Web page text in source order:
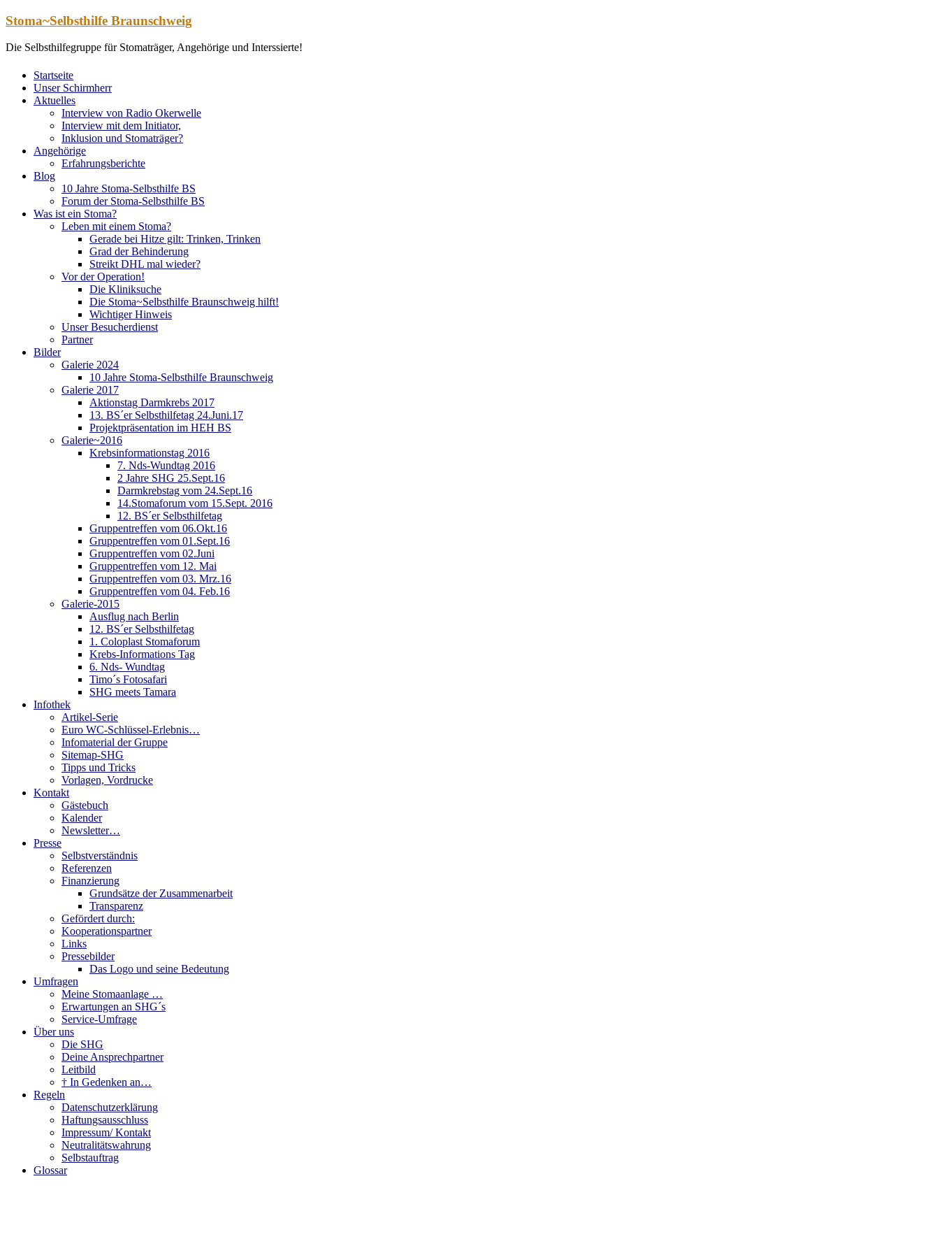
Zum
springen
Stoma~Selbsthilfe Braunschweig
Die Selbsthilfegruppe für Stomaträger, Angehörige und Interssierte!
Startseite
Unser Schirmherr
Aktuelles
Interview von Radio Okerwelle
Interview mit dem Initiator,
Inklusion und Stomaträger?
Angehörige
Erfahrungsberichte
Blog
10 Jahre Stoma-Selbsthilfe BS
Forum der Stoma-Selbsthilfe BS
Was ist ein Stoma?
Leben mit einem Stoma?
Gerade bei Hitze gilt: Trinken, Trinken
Grad der Behinderung
Streikt DHL mal wieder?
Vor der Operation!
Die Kliniksuche
Die Stoma~Selbsthilfe Braunschweig hilft!
Wichtiger Hinweis
Unser Besucherdienst
Partner
Bilder
Galerie 2024
10 Jahre Stoma-Selbsthilfe Braunschweig
Galerie 2017
Aktionstag Darmkrebs 2017
13. BS´er Selbsthilfetag 24.Juni.17
Projektpräsentation im HEH BS
Galerie~2016
Krebsinformationstag 2016
7. Nds-Wundtag 2016
2 Jahre SHG 25.Sept.16
Darmkrebstag vom 24.Sept.16
14.Stomaforum vom 15.Sept. 2016
12. BS´er Selbsthilfetag
Gruppentreffen vom 06.Okt.16
Gruppentreffen vom 01.Sept.16
Gruppentreffen vom 02.Juni
Gruppentreffen vom 12. Mai
Gruppentreffen vom 03. Mrz.16
Gruppentreffen vom 04. Feb.16
Galerie-2015
Ausflug nach Berlin
12. BS´er Selbsthilfetag
1. Coloplast Stomaforum
Krebs-Informations Tag
6. Nds- Wundtag
Timo´s Fotosafari
SHG meets Tamara
Infothek
Artikel-Serie
Euro WC-Schlüssel-Erlebnis…
Infomaterial der Gruppe
Sitemap-SHG
Tipps und Tricks
Vorlagen, Vordrucke
Kontakt
Gästebuch
Kalender
Newsletter…
Presse
Selbstverständnis
Referenzen
Finanzierung
Grundsätze der Zusammenarbeit
Transparenz
Gefördert durch:
Kooperationspartner
Links
Pressebilder
Das Logo und seine Bedeutung
Umfragen
Meine Stomaanlage …
Erwartungen an SHG´s
Service-Umfrage
Über uns
Die SHG
Deine Ansprechpartner
Leitbild
† In Gedenken an…
Regeln
Datenschutzerklärung
Haftungsausschluss
Impressum/ Kontakt
Neutralitätswahrung
Selbstauftrag
Glossar